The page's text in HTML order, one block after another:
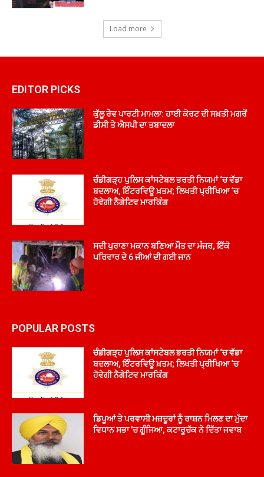
Load more
EDITOR PICKS
ਕੁੱਲੂ ਰੇਵ ਪਾਰਟੀ ਮਾਮਲਾ: ਹਾਈ ਕੋਰਟ ਦੀ ਸਖ਼ਤੀ ਮਗਰੋਂ
ਡੀਸੀ ਤੇ ਐਸਪੀ ਦਾ ਤਬਾਦਲਾ
ਚੰਡੀਗੜ੍ਹ ਪੁਲਿਸ ਕਾਂਸਟੇਬਲ ਭਰਤੀ ਨਿਯਮਾਂ ‘ਚ ਵੱਡਾ
ਬਦਲਾਅ, ਇੰਟਰਵਿਊ ਖ਼ਤਮ; ਲਿਖਤੀ ਪ੍ਰੀਖਿਆ ‘ਚ
ਹੋਵੇਗੀ ਨੈਗੇਟਿਵ ਮਾਰਕਿੰਗ
ਸਦੀ ਪੁਰਾਣਾ ਮਕਾਨ ਬਣਿਆ ਮੌਤ ਦਾ ਮੰਜਰ, ਇੱਕੋ
ਪਰਿਵਾਰ ਦੇ 6 ਜੀਆਂ ਦੀ ਗਈ ਜਾਨ
POPULAR POSTS
ਚੰਡੀਗੜ੍ਹ ਪੁਲਿਸ ਕਾਂਸਟੇਬਲ ਭਰਤੀ ਨਿਯਮਾਂ ‘ਚ ਵੱਡਾ
ਬਦਲਾਅ, ਇੰਟਰਵਿਊ ਖ਼ਤਮ; ਲਿਖਤੀ ਪ੍ਰੀਖਿਆ ‘ਚ
ਹੋਵੇਗੀ ਨੈਗੇਟਿਵ ਮਾਰਕਿੰਗ
ਡਿਪੂਆਂ ਤੇ ਪਰਵਾਸੀ ਮਜ਼ਦੂਰਾਂ ਨੂੰ ਰਾਸ਼ਨ ਮਿਲਣ ਦਾ ਮੁੱਦਾ
ਵਿਧਾਨ ਸਭਾ ’ਚ ਗੂੰਜਿਆ, ਕਟਾਰੂਚੱਕ ਨੇ ਦਿੱਤਾ ਜਵਾਬ